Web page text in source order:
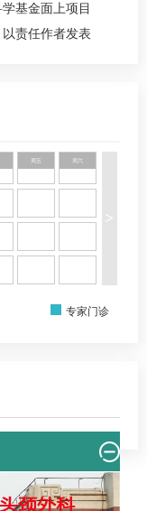
基金面上项目
责任作者发表
儿耳鼻喉疾病
周五 周六
>
专家门诊